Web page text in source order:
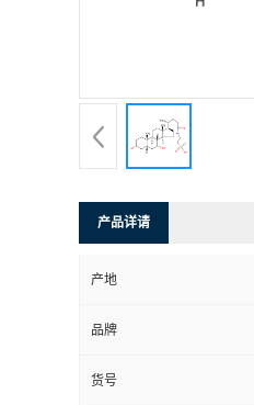
产品详请
产地
品牌
货号